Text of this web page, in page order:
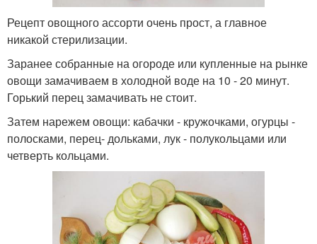
Рецепт овощного ассорти очень прост, а главное
никакой стерилизации.
Заранее собранные на огороде или купленные на рынке
овощи замачиваем в холодной воде на 10 - 20 минут.
Горький перец замачивать не стоит.
Затем нарежем овощи: кабачки - кружочками, огурцы -
полосками, перец- дольками, лук - полукольцами или
четверть кольцами.